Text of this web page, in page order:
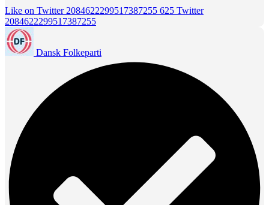
Like on Twitter 2084622299517387255 625 Twitter
2084622299517387255
Dansk Folkeparti